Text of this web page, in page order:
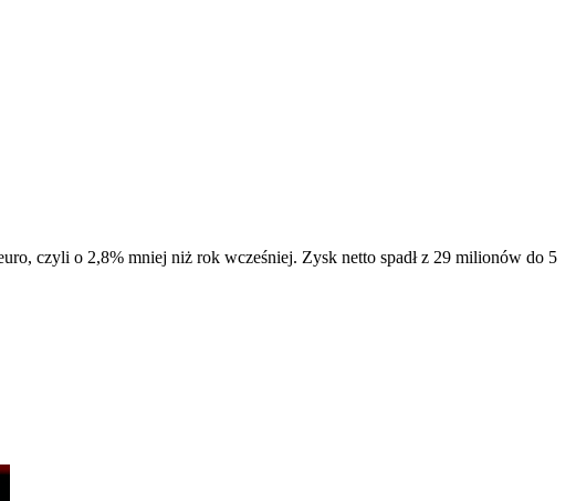
czyli o 2,8% mniej niż rok wcześniej. Zysk netto spadł z 29 milionów do 5